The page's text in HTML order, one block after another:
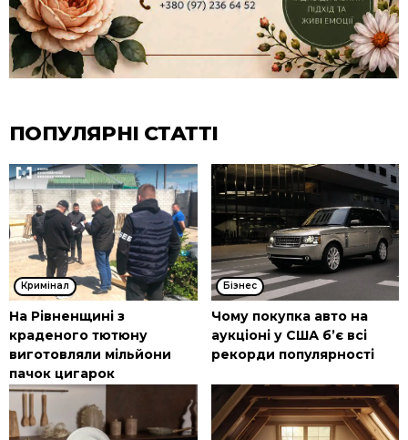
ПОПУЛЯРНІ СТАТТІ
Кримінал
На Рівненщині з
краденого тютюну
виготовляли мільйони
пачок цигарок
Бізнес
Чому покупка авто на
аукціоні у США б’є всі
рекорди популярності